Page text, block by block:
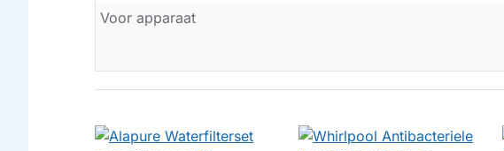
Voor apparaat